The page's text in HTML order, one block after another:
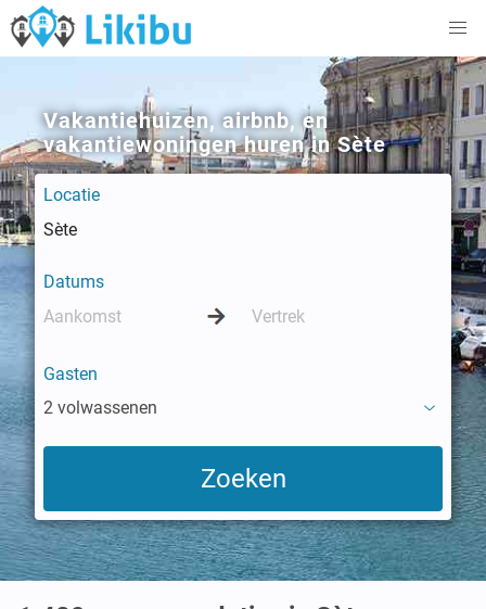
Vakantiehuizen, airbnb, en
vakantiewoningen huren in Sète
Locatie
Datums
Gasten
2 volwassenen